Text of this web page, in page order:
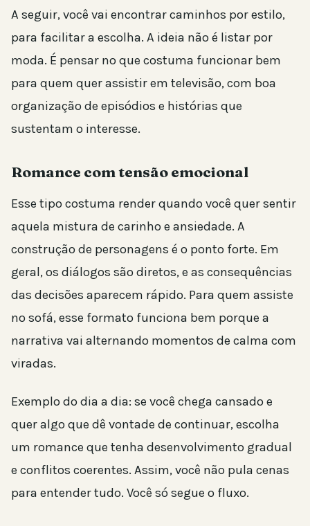
A seguir, você vai encontrar caminhos por estilo,
para facilitar a escolha. A ideia não é listar por
moda. É pensar no que costuma funcionar bem
para quem quer assistir em televisão, com boa
organização de episódios e histórias que
sustentam o interesse.
Romance com tensão emocional
Esse tipo costuma render quando você quer sentir
aquela mistura de carinho e ansiedade. A
construção de personagens é o ponto forte. Em
geral, os diálogos são diretos, e as consequências
das decisões aparecem rápido. Para quem assiste
no sofá, esse formato funciona bem porque a
narrativa vai alternando momentos de calma com
viradas.
Exemplo do dia a dia: se você chega cansado e
quer algo que dê vontade de continuar, escolha
um romance que tenha desenvolvimento gradual
e conflitos coerentes. Assim, você não pula cenas
para entender tudo. Você só segue o fluxo.